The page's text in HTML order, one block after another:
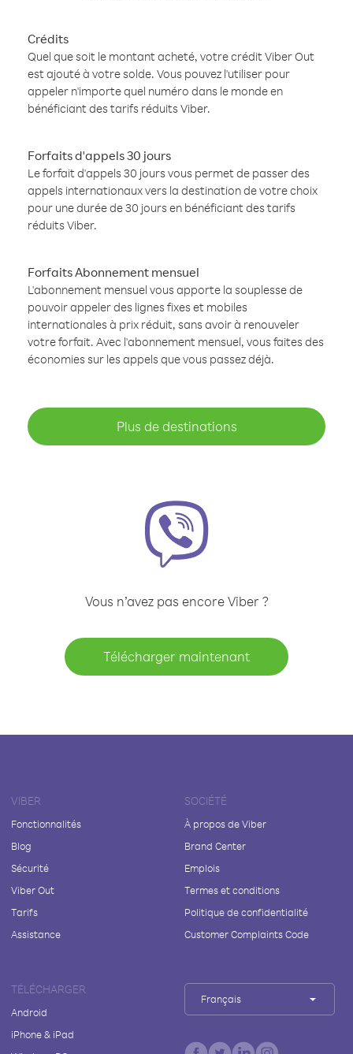
Crédits
Quel que soit le montant acheté, votre crédit Viber Out
est ajouté à votre solde. Vous pouvez l'utiliser pour
appeler n'importe quel numéro dans le monde en
bénéficiant des tarifs réduits Viber.
Forfaits d'appels 30 jours
Le forfait d'appels 30 jours vous permet de passer des
appels internationaux vers la destination de votre choix
pour une durée de 30 jours en bénéficiant des tarifs
réduits Viber.
Forfaits Abonnement mensuel
L'abonnement mensuel vous apporte la souplesse de
pouvoir appeler des lignes fixes et mobiles
internationales à prix réduit, sans avoir à renouveler
votre forfait. Avec l'abonnement mensuel, vous faites des
économies sur les appels que vous passez déjà.
Plus de destinations
Vous n’avez pas encore Viber ?
Télécharger maintenant
VIBER
Fonctionnalités
Blog
Sécurité
Viber Out
Tarifs
Assistance
SOCIÉTÉ
À propos de Viber
Brand Center
Emplois
Termes et conditions
Politique de confidentialité
Customer Complaints Code
TÉLÉCHARGER
Android
iPhone & iPad
Français